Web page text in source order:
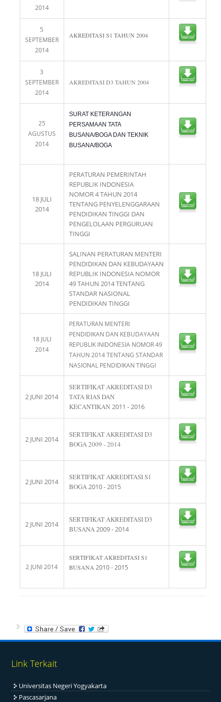
2014
5
SEPTEMBER
2014
AKREDITASI S1 TAHUN 2004
3
SEPTEMBER
2014
AKREDITASI D3 TAHUN 2004
25
AGUSTUS
2014
SURAT KETERANGAN
PERSAMAAN TATA
BUSANA/BOGA DAN TEKNIK
BUSANA/BOGA
18 JULI
2014
PERATURAN PEMERINTAH
REPUBLIK INDONESIA
NOMOR 4 TAHUN 2014
TENTANG PENYELENGGARAAN
PENDIDIKAN TINGGI DAN
PENGELOLAAN PERGURUAN
TINGGI
18 JULI
2014
SALINAN PERATURAN MENTERI
PENDIDIKAN DAN KEBUDAYAAN
REPUBLIK INDONESIA NOMOR
49 TAHUN 2014 TENTANG
STANDAR NASIONAL
PENDIDIKAN TINGGI
18 JULI
2014
PERATURAN MENTERI
PENDIDIKAN DAN KEBUDAYAAN
REPUBLIK INIDONESIA NOMOR 49
TAHUN 2014 TENTANG STANDAR
NASIONAL PENDIDIKAN TINGGI
2 JUNI 2014
SERTIFIKAT AKREDITASI D3
TATA RIAS DAN
KECANTIKAN 2011 - 2016
2 JUNI 2014
SERTIFIKAT AKREDITASI D3
BOGA 2009 - 2014
2 JUNI 2014
SERTIFIKAT AKREDITASI S1
BOGA2010 - 2015
2 JUNI 2014
SERTIFIKAT AKREDITASI D3
BUSANA2009 - 2014
2 JUNI 2014
SERTIFIKAT AKREDITASI S1
BUSANA 2010 - 2015
Link Terkait
Universitas Negeri Yogyakarta
Pascasarjana